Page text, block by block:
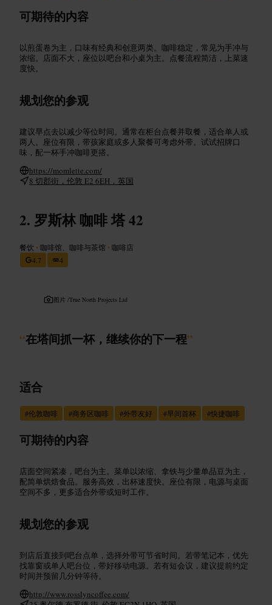
可期待的内容
以煎蛋卷为主，口味有经典和创意两类。咖啡稳定，常见为手冲与
浓缩。店面不大，座位以吧台和小桌为主。点餐流程简洁，上菜速
度快。
规划您的参观
建议早点去以减少等位时间。通常在柜台点餐并取餐，适合单人或
两人。座位有限，带孩家庭或多人聚餐可考虑外带。试试招牌口
味，配一杯手冲咖啡更搭。
https://momlette.com/
8 切郡街，伦敦 E2 6EH，英国
罗斯林 咖啡 塔 42
餐饮 •咖啡馆、咖啡与茶馆 •咖啡店
4.7
4
图片 /True North Projects Ltd
“在塔间抓一杯，继续你的下一程”
适合
#伦敦咖啡 #商务区咖啡 #外带友好 #早间首杯 #快捷咖啡
可期待的内容
店面空间紧凑，吧台为主。菜单以浓缩、拿铁与少量单品豆为主，
配简单烘焙食品。服务高效，出杯速度快。座位有限，电源与桌面
空间不多，更多适合外带或短时工作。
规划您的参观
到店后直接到吧台点单，选择外带可节省时间。若带笔记本，优先
找靠窗或单人吧台位，带好移动电源。若有短会议，建议提前约定
时间并预留几分钟等待。
http://www.rosslyncoffee.com/